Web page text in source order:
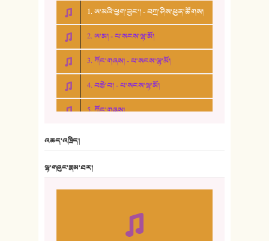
1. ཨ་མའི་ཕྱག་ཟུང་། - བཀྲ་ཤིས་ཕུན་ཚོགས།
2. ཨ་མ། - པ་སངས་ལྷ་མོ།
3. ཀོང་གཞས། - པ་སངས་ལྷ་མོ།
4. བརྩེ་བ། - པ་སངས་ལྷ་མོ།
5. ཀོང་གཞས།
10. ཆང་གཞས། ༣
འཆད་འཁྲིད།
ལྷ་གཞུང་རྣམ་ཐར།